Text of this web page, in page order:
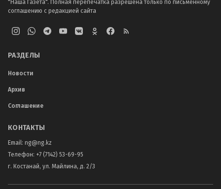
"Наша Газета". Полная перепечатка разрешена только по письменному
соглашению с редакцией сайта
РАЗДЕЛЫ
Новости
Архив
Соглашение
КОНТАКТЫ
Email: ng@ng.kz
Телефон: +7 (7142) 53-69-95
г. Костанай, ул. Майлина, д. 2/3